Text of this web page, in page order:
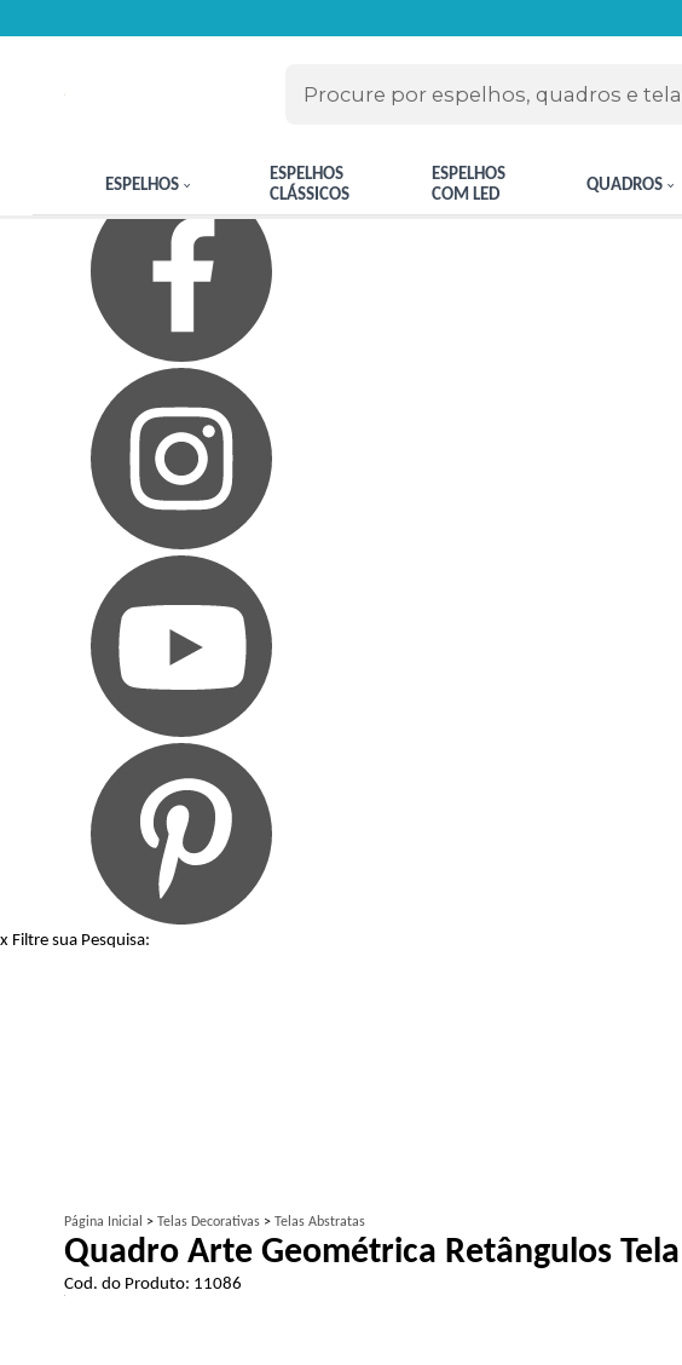
x Filtre sua Pesquisa:
ESPELHOS
ESPELHOS
CLÁSSICOS
ESPELHOS
COM LED
QUADROS
Página Inicial > Telas Decorativas > Telas Abstratas
Quadro Arte Geométrica Retângulos
Cod. do Produto: 11086